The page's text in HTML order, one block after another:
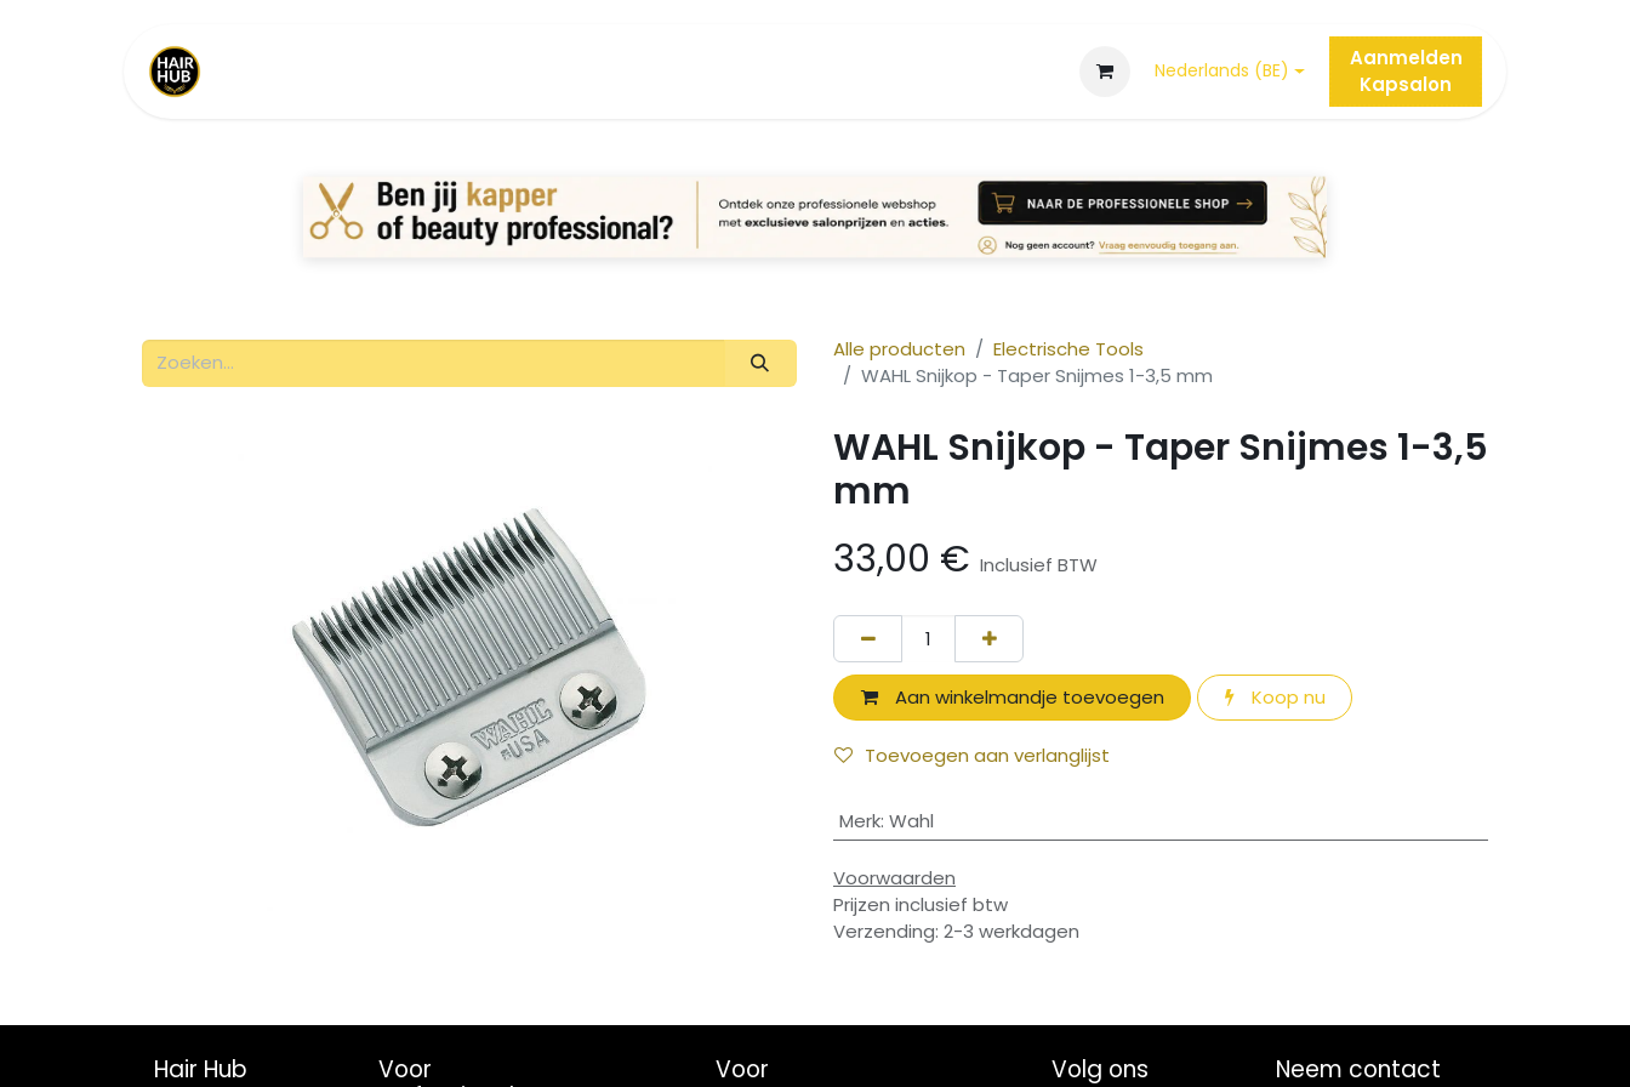
Nederlands (BE)
Aanmelden
Kapsalon
Alle producten
Electrische Tools
WAHL Snijkop - Taper Snijmes 1-3,5 mm
WAHL Snijkop - Taper Snijmes 1-3,5
mm
33,00 € Inclusief BTW
Aan winkelmandje toevoegen Koop nu
Toevoegen aan verlanglijst
Merk: Wahl
Voorwaarden
Prijzen inclusief btw
Verzending: 2-3 werkdagen
Hair Hub
Neem contact
Volg ons
Voor
Voor